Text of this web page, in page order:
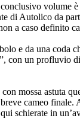
volume
di Autolico da
a caso definito
e da una coda
con un profluvio
mossa astuta
cameo
schierate in